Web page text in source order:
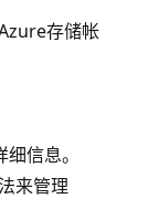
存储帐
信息。
来管理